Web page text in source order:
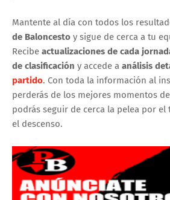
Mantente al día con todos los
de Baloncesto y sigue de cerca a tu
Recibe actualizaciones de cada
de clasificación y accede a análisis
partido. Con toda la información al
perderás de los mejores momentos
podrás seguir de cerca la pelea por
el descenso.